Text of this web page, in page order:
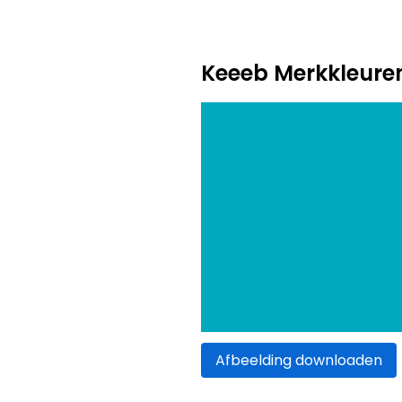
Keeeb
Afbeelding downloaden